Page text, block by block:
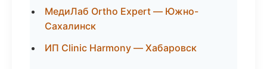
МедиЛаб Ortho Expert — Южно-
Сахалинск
ИП Clinic Harmony — Хабаровск